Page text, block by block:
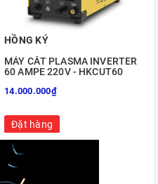
HỒNG KÝ
MÁY CẮT PLASMA INVERTER
60 AMPE 220V - HKCUT60
14.000.000₫
Đặt hàng